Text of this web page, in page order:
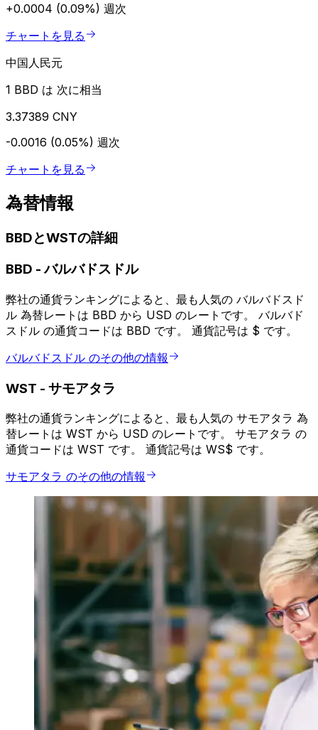
+0.0004 (0.09%) 週次
チャートを見る
中国人民元
1 BBD は 次に相当
3.37389 CNY
-0.0016 (0.05%) 週次
チャートを見る
為替情報
BBDとWSTの詳細
BBD -バルバドスドル
弊社の通貨ランキングによると、最も人気の バルバドスド
ル 為替レートは BBD から USD のレートです。 バルバド
スドル の通貨コードは BBD です。 通貨記号は $ です。
バルバドスドル のその他の情報
WST - サモアタラ
弊社の通貨ランキングによると、最も人気の サモアタラ 為
替レートは WST から USD のレートです。 サモアタラ の
通貨コードは WST です。 通貨記号は WS$ です。
サモアタラ のその他の情報